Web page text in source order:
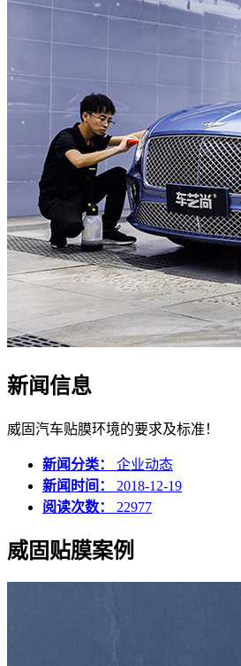
新闻信息
威固汽车贴膜环境的要求及标准！
新闻分类： 企业动态
新闻时间： 2018-12-19
阅读次数： 22977
威固贴膜案例